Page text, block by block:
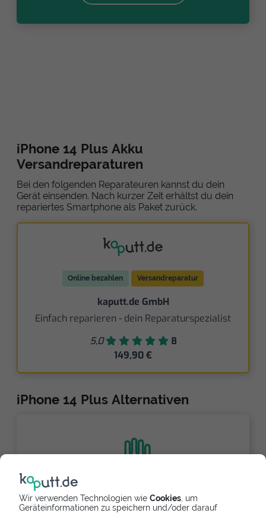
Wir verwenden Technologien wie Cookies , um
Geräteinformationen zu speichern und/oder darauf
iPhone 14 Plus Akku
Versandreparaturen
Bei den folgenden Reparateuren kannst du dein
Gerät einsenden. Nach kurzer Zeit erhältst du dein
repariertes Smartphone als Paket zurück.
Online bezahlen Versandreparatur
kaputt.de GmbH
Einfach reparieren - dein Reparaturspezialist
5,0
8
149,90 €
iPhone 14 Plus Alternativen
Partnerlink